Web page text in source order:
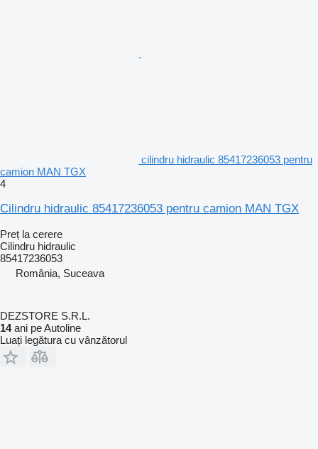
cilindru hidraulic 85417236053 pentru
camion MAN TGX
4
Cilindru hidraulic 85417236053 pentru camion MAN TGX
Preț la cerere
Cilindru hidraulic
85417236053
România, Suceava
DEZSTORE S.R.L.
14ani pe Autoline
Luați legătura cu vânzătorul